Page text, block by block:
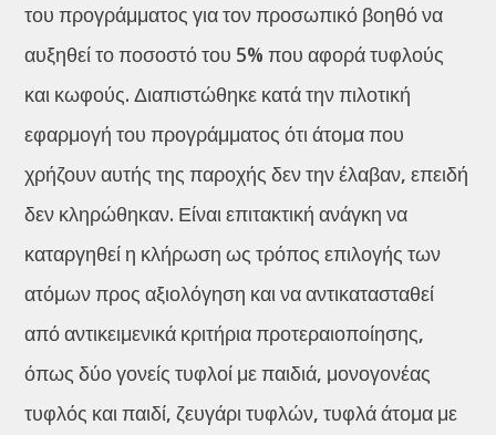
του προγράμματος για τον προσωπικό βοηθό να
αυξηθεί το ποσοστό του 5% που αφορά τυφλούς
και κωφούς. Διαπιστώθηκε κατά την πιλοτική
εφαρμογή του προγράμματος ότι άτομα που
χρήζουν αυτής της παροχής δεν την έλαβαν, επειδή
δεν κληρώθηκαν. Είναι επιτακτική ανάγκη να
καταργηθεί η κλήρωση ως τρόπος επιλογής των
ατόμων προς αξιολόγηση και να αντικατασταθεί
από αντικειμενικά κριτήρια προτεραιοποίησης,
όπως δύο γονείς τυφλοί με παιδιά, μονογονέας
τυφλός και παιδί, ζευγάρι τυφλών, τυφλά άτομα με